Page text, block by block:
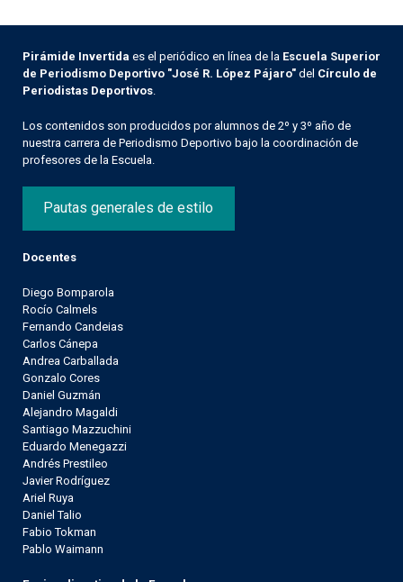
Pirámide Invertida es el periódico en línea de la Escuela Superior
de Periodismo Deportivo "José R. López Pájaro" del Círculo de
Periodistas Deportivos
Los contenidos son producidos por alumnos de 2º y 3º año de
nuestra carrera de Periodismo Deportivo bajo la coordinación de
profesores de la Escuela.
Pautas generales de estilo
Docentes
Diego Bomparola
Rocío Calmels
Fernando Candeias
Carlos Cánepa
Andrea Carballada
Gonzalo Cores
Daniel Guzmán
Alejandro Magaldi
Santiago Mazzuchini
Eduardo Menegazzi
Andrés Prestileo
Javier Rodríguez
Ariel Ruya
Daniel Talio
Fabio Tokman
Pablo Waimann